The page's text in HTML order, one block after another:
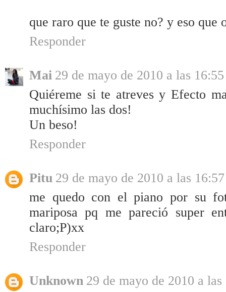
que raro que te guste no? y eso
Responder
Mai 29 de mayo de 2010 a las 16:55
Quiéreme si te atreves y Efecto
muchísimo las dos!
Un beso!
Responder
Pitu 29 de mayo de 2010 a las 16:57
me quedo con el piano por su
mariposa pq me pareció super
claro;P)xx
Responder
Unknown 29 de mayo de 2010 a las